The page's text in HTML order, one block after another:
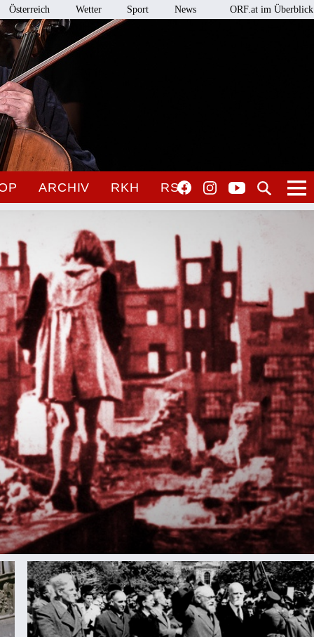
Österreich Wetter Sport News ORF.at im Überblick
ARCHIV RKH RSO